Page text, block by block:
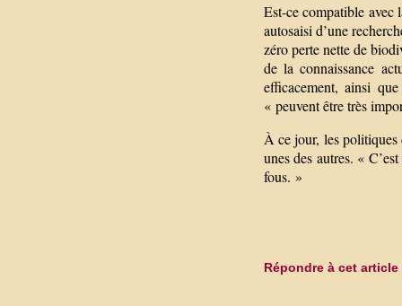
Est-ce compatible avec
autosaisi d’une
zéro perte nette de
de la connaissance
efficacement, ainsi
« peuvent être très
À ce jour, les politiques
unes des autres. «
fous. »
Répondre à cet article